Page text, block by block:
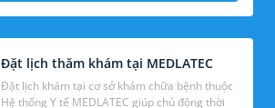
Đặt lịch thăm khám tại MEDLATEC
Đặt lịch khám tại cơ sở khám chữa bệnh thuộc
Hệ thống Y tế MEDLATEC giúp chủ động thời